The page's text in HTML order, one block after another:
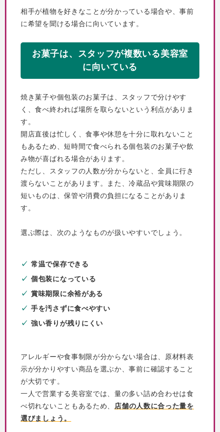
相手が植物を好きなことが分かっている場合や、事前
に希望を聞ける場合に向いています。
お菓子は、スタッフが複数いる美容室
に向いている
焼き菓子や個包装のお菓子は、スタッフで分けやす
く、食べ終われば場所を取らないという利点がありま
す。
開店直後は忙しく、食事や休憩を十分に取れないこと
もあるため、短時間で食べられる個包装のお菓子や飲
み物が喜ばれる場合があります。
ただし、スタッフの人数が分からないと、全員に行き
渡らないことがあります。また、冷蔵品や賞味期限の
短いものは、保管や消費の負担になることがありま
す。
選ぶ際は、次のようなものが扱いやすいでしょう。
常温で保存できる
個包装になっている
賞味期限に余裕がある
手を汚さずに食べやすい
強い香りが残りにくい
アレルギーや食事制限が分からない場合は、原材料表
示が分かりやすい商品を選ぶか、事前に確認すること
が大切です。
一人で営業する美容室では、量の多い詰め合わせは食
べ切れないこともあるため、
店舗の人数に合った量を
選びましょう。